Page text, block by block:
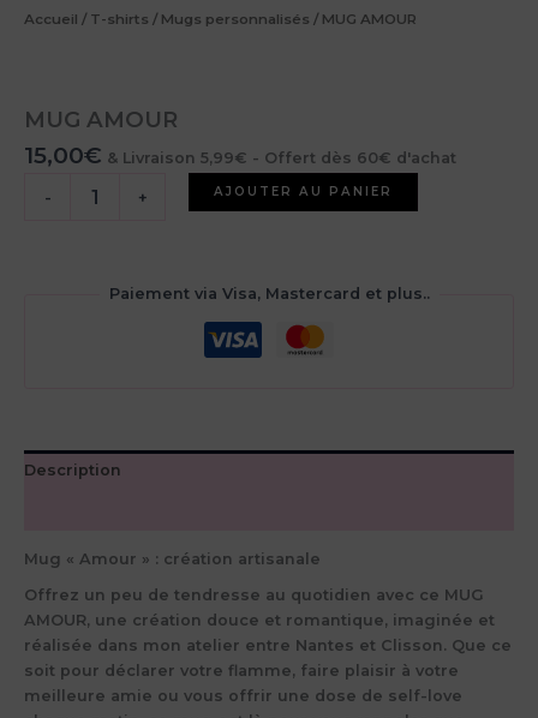
Accueil / T-shirts / Mugs personnalisés / MUG AMOUR
MUG AMOUR
15,00€ & Livraison 5,99€ - Offert dès 60€ d'achat
- + AJOUTER AU PANIER
Paiement via Visa, Mastercard et plus..
Description
Mug « Amour » : création artisanale
Offrez un peu de tendresse au quotidien avec ce MUG
AMOUR, une création douce et romantique, imaginée et
réalisée dans mon atelier entre Nantes et Clisson. Que ce
soit pour déclarer votre flamme, faire plaisir à votre
meilleure amie ou vous offrir une dose de self-love